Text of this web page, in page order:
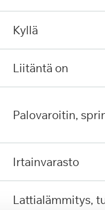
kyllä
liitäntä on
palovaroitin,
irtainvarasto
lattialämmitys, tukikaide,